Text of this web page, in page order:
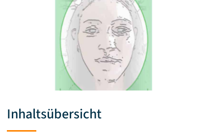
Inhaltsübersicht